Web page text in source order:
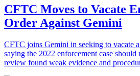
CFTC Moves to Vacate
Order Against Gemini
CFTC joins Gemini in seeking to vacate
saying the 2022 enforcement case should
review found weak evidence and